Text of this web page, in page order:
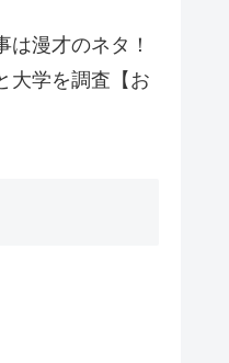
は漫才のネタ！
大学を調査【お